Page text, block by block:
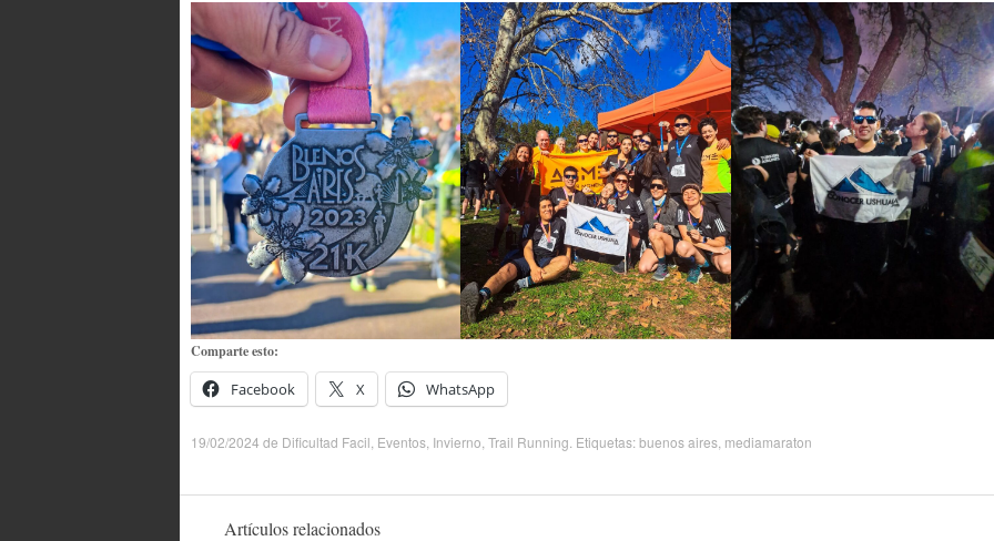
Comparte esto:
Facebook X WhatsApp
19/02/2024 de Dificultad Facil Eventos Invierno Trail Running . Etiquetas:buenos aires mediamaraton
Artículos relacionados